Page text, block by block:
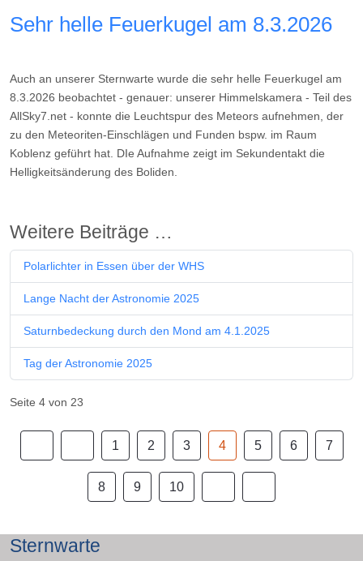
Sehr helle Feuerkugel am 8.3.2026
Auch an unserer Sternwarte wurde die sehr helle Feuerkugel am
8.3.2026 beobachtet - genauer: unserer Himmelskamera - Teil des
AllSky7.net - konnte die Leuchtspur des Meteors aufnehmen, der
zu den Meteoriten-Einschlägen und Funden bspw. im Raum
Koblenz geführt hat. DIe Aufnahme zeigt im Sekundentakt die
Helligkeitsänderung des Boliden.
Weitere Beiträge …
Polarlichter in Essen über der WHS
Lange Nacht der Astronomie 2025
Saturnbedeckung durch den Mond am 4.1.2025
Tag der Astronomie 2025
Seite 4 von 23
1 2 3 4 5 6 7
8 9 10
Sternwarte